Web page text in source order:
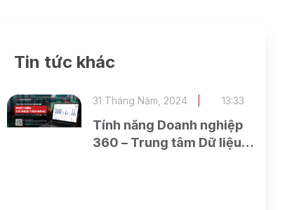
Tin tức khác
Tính năng Doanh nghiệp
360 – Trung tâm Dữ liệu
31 Tháng Năm, 2024 13:33